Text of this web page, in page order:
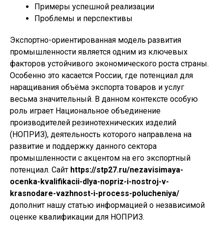
Примеры успешной реализации
Проблемы и перспективы
Экспортно-ориентированная модель развития
промышленности является одним из ключевых
факторов устойчивого экономического роста страны.
Особенно это касается России, где потенциал для
наращивания объёма экспорта товаров и услуг
весьма значительный. В данном контексте особую
роль играет Национальное объединение
производителей резинотехнических изделий
(НОПРИЗ), деятельность которого направлена на
развитие и поддержку данного сектора
промышленности с акцентом на его экспортный
потенциал. Сайт https://stp27.ru/nezavisimaya-
ocenka-kvalifikacii-dlya-nopriz-i-nostroj-v-
krasnodare-vazhnost-i-process-polucheniya/
дополнит нашу статью информацией о независимой
оценке квалификации для НОПРИЗ.